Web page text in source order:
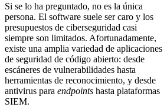
Si se lo ha preguntado, no es la única
persona. El software suele ser caro y los
presupuestos de ciberseguridad casi
siempre son limitados. Afortunadamente,
existe una amplia variedad de aplicaciones
de seguridad de código abierto: desde
escáneres de vulnerabilidades hasta
herramientas de reconocimiento, y desde
antivirus para endpoints hasta plataformas
SIEM.